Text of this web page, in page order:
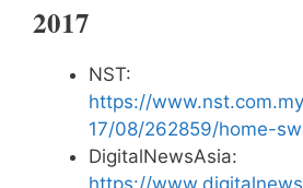
2017
NST:
https://
17/08/262859/home-
DigitalNewsAsia:
https://